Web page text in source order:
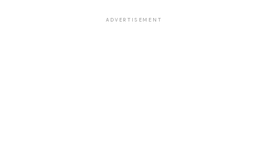
ADVERTISEMENT